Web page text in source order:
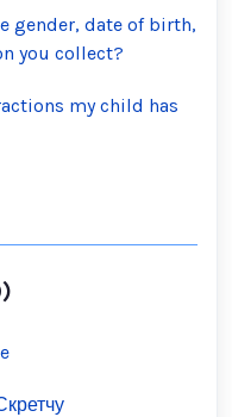
gender, date of birth,
you collect?
my child has